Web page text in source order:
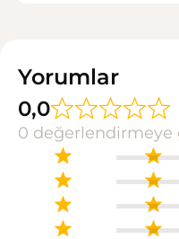
Yorumlar
0,0
0 değerlendirmeye